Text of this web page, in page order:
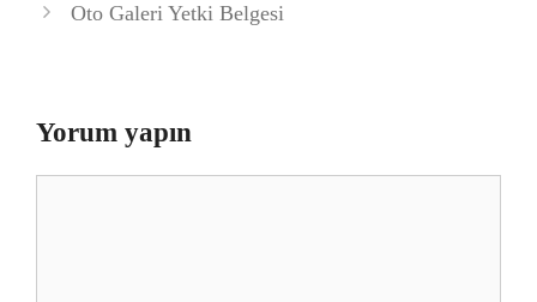
Oto Galeri Yetki Belgesi
Yorum yapın